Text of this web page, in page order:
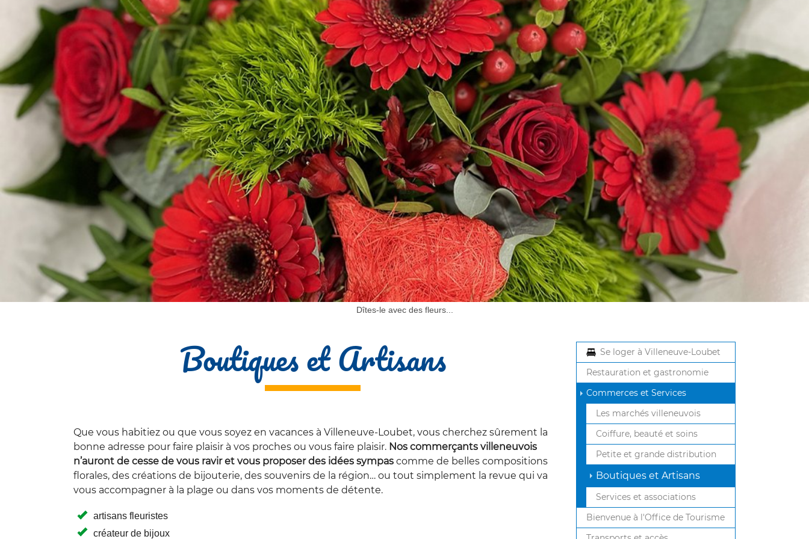
Dîtes-le avec des fleurs...
Boutiques et Artisans
Que vous habitiez ou que vous soyez en vacances à Villeneuve-Loubet, vous cherchez sûrement la
bonne adresse pour faire plaisir à vos proches ou vous faire plaisir. Nos commerçants villeneuvois
n’auront de cesse de vous ravir et vous proposer des idées sympas comme de belles compositions
florales, des créations de bijouterie, des souvenirs de la région… ou tout simplement la revue qui va
vous accompagner à la plage ou dans vos moments de détente.
artisans fleuristes
créateur de bijoux
Se loger à Villeneuve-Loubet
Restauration et gastronomie
Commerces et Services
Les marchés villeneuvois
Coiffure, beauté et soins
Petite et grande distribution
Boutiques et Artisans(current)
Services et associations
Bienvenue à l'Office de Tourisme